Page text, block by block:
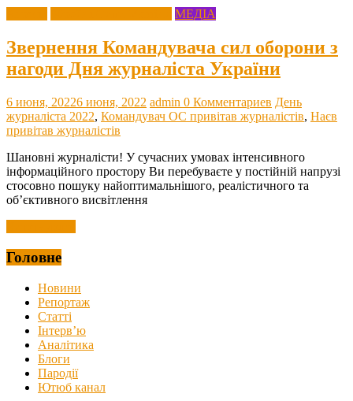
МЕДІА
Звернення Командувача сил оборони з
нагоди Дня журналіста України
6 июня, 20226 июня, 2022 admin 0 Комментариев День
журналіста 2022, Командувач ОС привітав журналістів, Наєв
привітав журналістів
Шановні журналісти! У сучасних умовах інтенсивного
інформаційного простору Ви перебуваєте у постійній напрузі
стосовно пошуку найоптимальнішого, реалістичного та
об’єктивного висвітлення
Головне
Новини
Репортаж
Статті
Інтерв’ю
Аналітика
Блоги
Пародії
Ютюб канал